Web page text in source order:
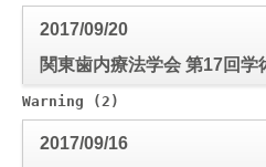
2017/09/20
関東歯内療法学会 第17回学
リニック演題募集について
Warning (2)
2017/09/16